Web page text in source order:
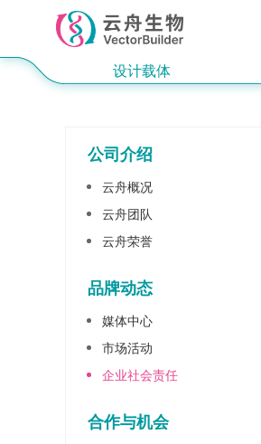
设计载体
公司介绍
云舟概况
云舟团队
云舟荣誉
品牌动态
媒体中心
市场活动
企业社会责任
合作与机会